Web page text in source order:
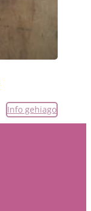
Info gehiago